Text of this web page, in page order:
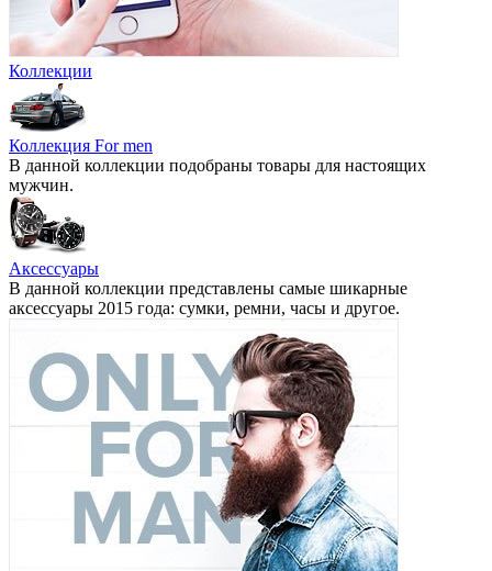
Коллекции
Коллекция For men
В данной коллекции подобраны товары для настоящих
мужчин.
Аксессуары
В данной коллекции представлены самые шикарные
аксессуары 2015 года: сумки, ремни, часы и другое.